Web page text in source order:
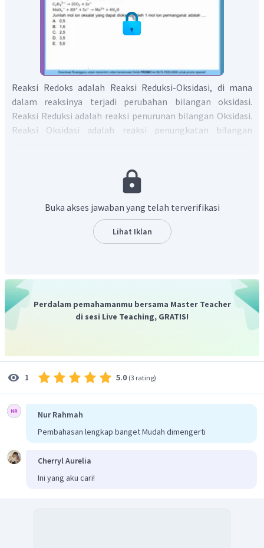
Reaksi Redoks adalah Reaksi Reduksi-Oksidasi, di mana
dalam reaksinya terjadi perubahan bilangan oksidasi.
Reaksi Reduksi adalah reaksi penurunan bilangan Oksidasi.
Reaksi Oksidasi adalah reaksi penungkatan bilangan
Jumlah elektron pada reaksi reduksi disamakan dengan
reaksi oksidasi, sehingga diperoleh
Perbandingan koefisien menunjukkan perbandingan mol.
Jika ion permanganat adalah 1 mol, maka jumlah ion
Jadi, Jumlah mol ion oksalat yang dapat dioksidasi oleh 1
mol ion permanganat adalah 2,5 mol.
Jadi, jawaban yang tepat adalah C.
Buka akses jawaban yang telah terverifikasi
Lihat Iklan
Perdalam pemahamanmu bersama Master Teacher
di sesi Live Teaching, GRATIS!
1 5.0 (3 rating)
Nur Rahmah
Pembahasan lengkap banget Mudah dimengerti
Cherryl Aurelia
Ini yang aku cari!